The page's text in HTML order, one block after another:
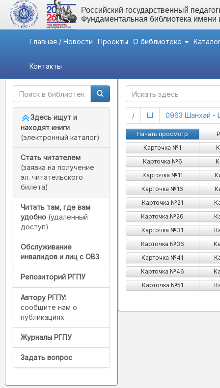
Российский государственный
Фундаментальная библиотека
Главная / Новости Проекты О библиотеке
Контакты
Быстрый доступ
Здесь ищут и
находят книги
(электронный каталог)
Стать читателем
(заявка на получение
эл. читательского
билета)
Читать там, где вам
удобно (удаленный
доступ)
Обслуживание
инвалидов и лиц с ОВЗ
Репозиторий РГПУ
Автору РГПУ:
сообщите нам о
публикациях
Журналы РГПУ
Задать вопрос
/(current)
Ш (current)
0963 Шанхай -
Начать просмотр
Карточка №1
Карточка №6
Карточка №11
Карточка №16
Карточка №21
Карточка №26
Карточка №31
Карточка №36
Карточка №41
Карточка №46
Карточка №51